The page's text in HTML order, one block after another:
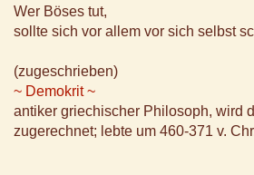
Wer Böses tut,
sollte sich vor allem vor sich selbst
(zugeschrieben)
~ Demokrit ~
antiker griechischer Philosoph, wird
zugerechnet; lebte um 460-371 v.